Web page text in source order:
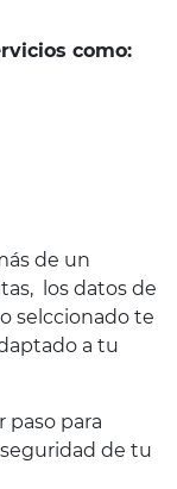
como:
de un
los datos de
selccionado te
a tu
paso para
de tu